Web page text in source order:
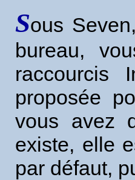
Sous
bureau,
raccourcis
proposée
vous avez
existe, elle
par défaut,